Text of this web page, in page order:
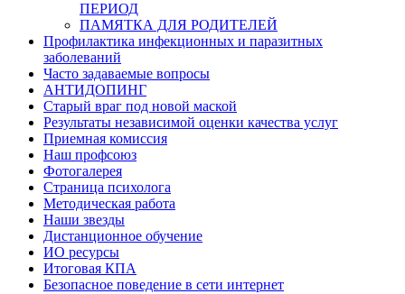
ПЕРИОД
ПАМЯТКА ДЛЯ РОДИТЕЛЕЙ
Профилактика инфекционных и паразитных
заболеваний
Часто задаваемые вопросы
АНТИДОПИНГ
Старый враг под новой маской
Результаты независимой оценки качества услуг
Приемная комиссия
Наш профсоюз
Фотогалерея
Страница психолога
Методическая работа
Наши звезды
Дистанционное обучение
ИО ресурсы
Итоговая КПА
Безопасное поведение в сети интернет